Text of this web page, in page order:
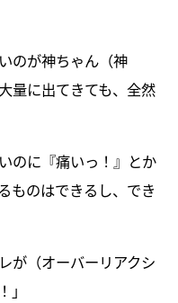
のが神ちゃん（神
量に出てきても、全然
のに『痛いっ！』とか
ものはできるし、でき
が（オーバーリアクシ